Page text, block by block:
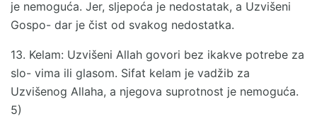
je nemoguća. Jer, sljepoća je nedostatak, a Uzvišeni
Gospo- dar je čist od svakog nedostatka.
13. Kelam: Uzvišeni Allah govori bez ikakve potrebe za
slo- vima ili glasom. Sifat kelam je vadžib za
Uzvišenog Allaha, a njegova suprotnost je nemoguća.
5)